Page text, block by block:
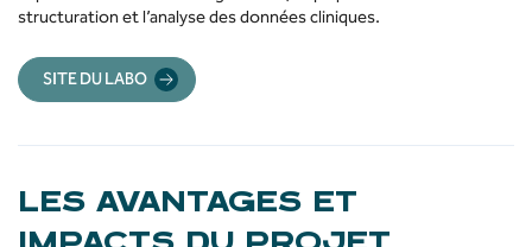
structuration et l’analyse des données cliniques.
SITE DU LABO
LES AVANTAGES ET